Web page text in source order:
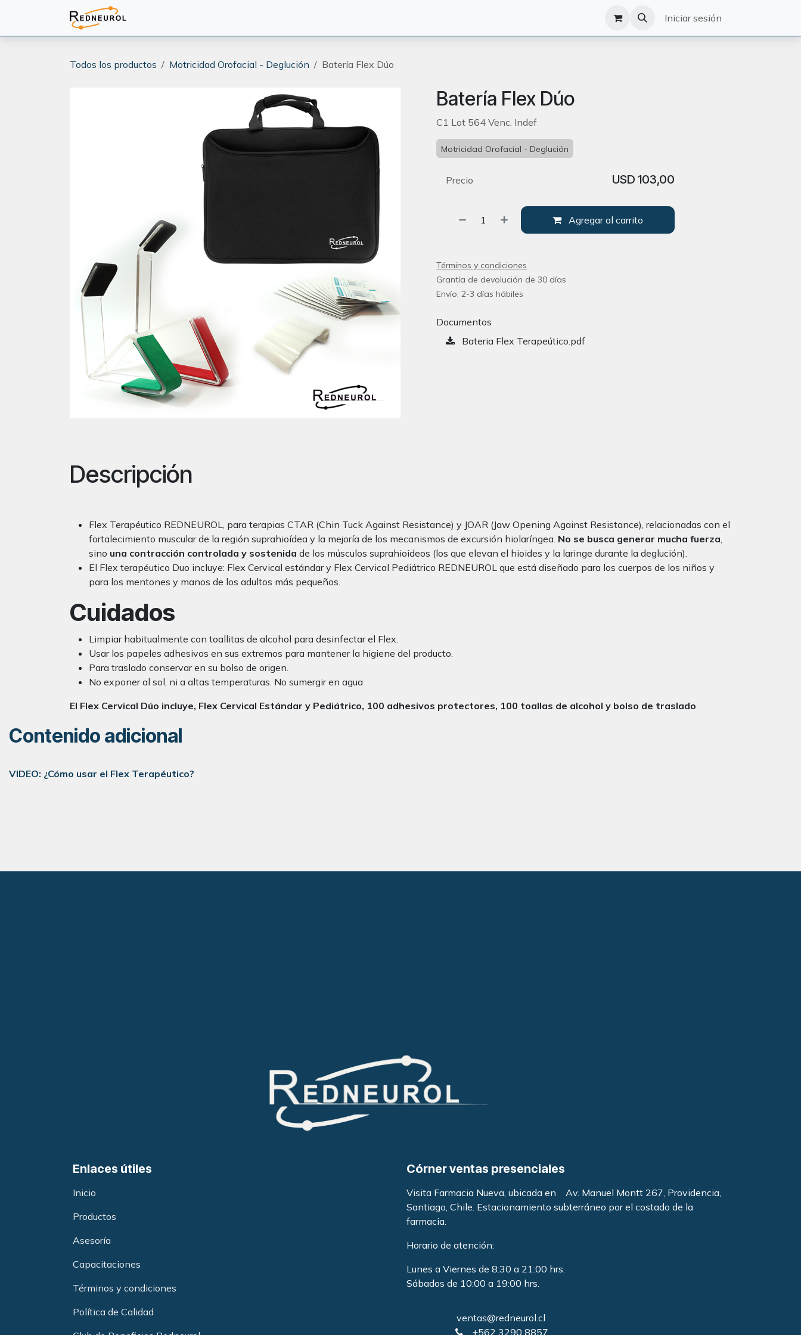
Iniciar sesión
Todos los productos Motricidad Orofacial - Deglución Batería Flex Dúo
Batería Flex Dúo
C1 Lot 564 Venc. Indef
Motricidad Orofacial - Deglución
Agregar al carrito
Precio USD 103,00
Términos y condiciones
Grantía de devolución de 30 días
Envío: 2-3 días hábiles
Documentos
Bateria Flex Terapeútico.pdf
Descripción
Flex Terapéutico REDNEUROL, para terapias CTAR (Chin Tuck Against Resistance) y JOAR (Jaw Opening Against Resistance), relacionadas con el
fortalecimiento muscular de la región suprahioídea y la mejoría de los mecanismos de excursión hiolaríngea. No se busca generar mucha fuerza,
sino una contracción controlada y sostenida de los músculos suprahioideos (los que elevan el hioides y la laringe durante la deglución).
El Flex terapéutico Duo incluye: Flex Cervical estándar y Flex Cervical Pediátrico REDNEUROL que está diseñado para los cuerpos de los niños y
para los mentones y manos de los adultos más pequeños.
Cuidados
Limpiar habitualmente con toallitas de alcohol para desinfectar el Flex.
Usar los papeles adhesivos en sus extremos para mantener la higiene del producto.
Para traslado conservar en su bolso de origen.
No exponer al sol, ni a altas temperaturas. No sumergir en agua
El Flex Cervical Dúo incluye, Flex Cervical Estándar y Pediátrico, 100 adhesivos protectores, 100 toallas de alcohol y bolso de traslado
Contenido adicional
VIDEO: ¿Cómo usar el Flex Terapéutico?
ventas@redneurol.cl
+562 3290 8857
Córner ventas presenciales
Visita Farmacia Nueva, ubicada en Av. Manuel Montt 267, Providencia,
Santiago, Chile. Estacionamiento subterráneo por el costado de la
farmacia
Horario de atención:
Lunes a Viernes de 8:30 a 21:00 hrs.
Sábados de 10:00 a 19:00 hrs.
Enlaces útiles
Inicio
Productos
Asesoría
Capacitaciones
Términos y condiciones
Política de Calidad